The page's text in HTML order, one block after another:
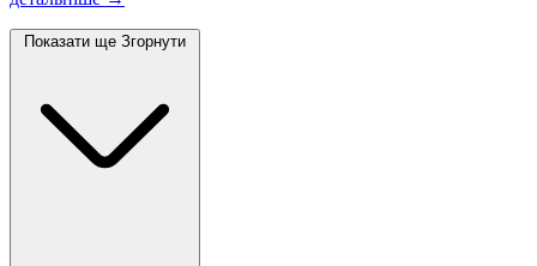
Показати ще Згорнути